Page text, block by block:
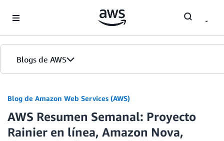
Blogs de AWS
Inicio
Ediciones
Blog de Amazon Web Services (AWS)
AWS Resumen Semanal: Proyecto
Rainier en línea, Amazon Nova,